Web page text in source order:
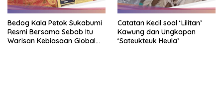
Bedog Kala Petok Sukabumi
Resmi Bersama Sebab Itu
Warisan Kebiasaan Global
Catatan Kecil soal ‘Lilitan’
Kawung dan Ungkapan
‘Sateukteuk Heula’